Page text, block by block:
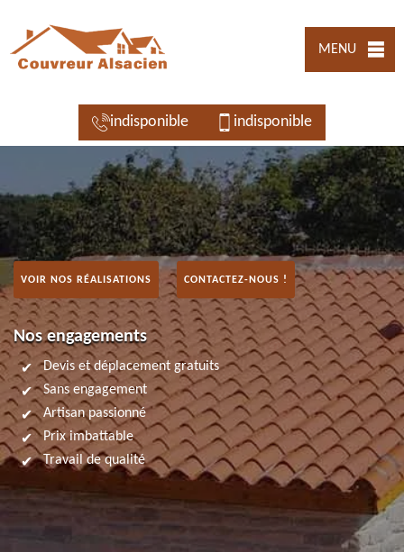
MENU
indisponible indisponible
VOIR NOS RÉALISATIONS CONTACTEZ-NOUS !
Nos engagements
Devis et déplacement gratuits
Sans engagement
Artisan passionné
Prix imbattable
Travail de qualité